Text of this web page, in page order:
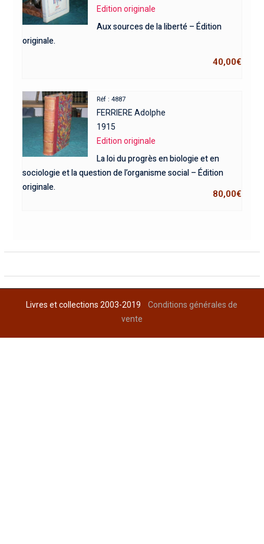
Edition originale
Aux sources de la liberté – Édition
originale.
40,00€
Réf : 4887
FERRIERE Adolphe
1915
Edition originale
La loi du progrès en biologie et en
sociologie et la question de l’organisme social – Édition
originale.
80,00€
Livres et collections 2003-2019Conditions générales de
vente